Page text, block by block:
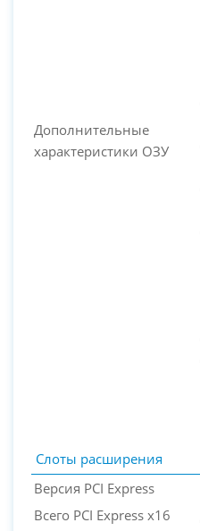
Дополнительные
характеристики ОЗУ
Слоты расширения
Версия PCI Express
Всего PCI Express x16